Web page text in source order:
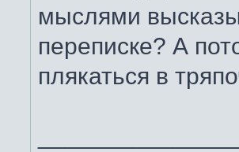
мыслями
переписке? А
плякаться в